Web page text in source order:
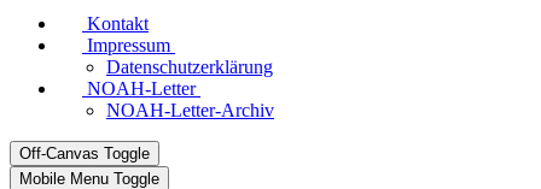
Kontakt
Impressum
Datenschutzerklärung
NOAH-Letter
NOAH-Letter-Archiv
Off-Canvas Toggle
Mobile Menu Toggle